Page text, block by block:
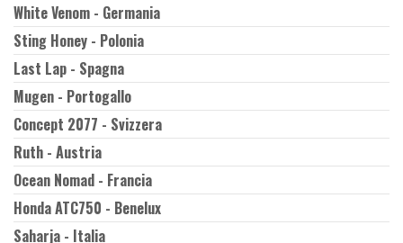
White Venom - Germania
Sting Honey - Polonia
Last Lap - Spagna
Mugen - Portogallo
Concept 2077 - Svizzera
Ruth - Austria
Ocean Nomad - Francia
Honda ATC750 - Benelux
Saharja - Italia